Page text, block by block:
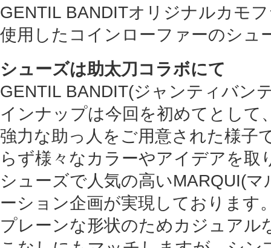
GENTIL BANDITオリジナルカモ
使用したコインローファーのシュ
シューズは助太刀コラボにて
GENTIL BANDIT(ジャンティバン
インナップは今回を初めてとして
強力な助っ人をご用意された様子
らず様々なカラーやアイデアを取
シューズで人気の高いMARQUI(
ーション企画が実現しております
プレーンな形状のためカジュアル